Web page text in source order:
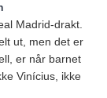
Madrid-drakt.
ut, men det er
er når barnet
Vinícius, ikke